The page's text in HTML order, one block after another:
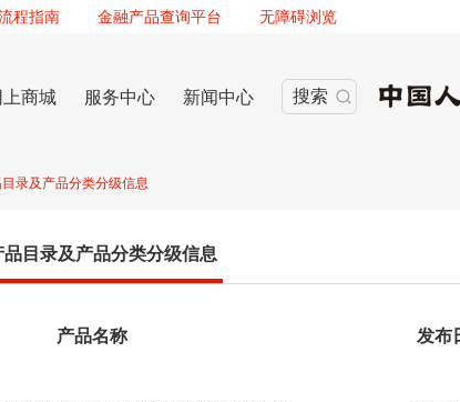
程指南 金融产品查询平台 无障碍浏览
上商城 服务中心 新闻中心 搜索
录及产品分类分级信息
目录及产品分类分级信息
产品名称 发布